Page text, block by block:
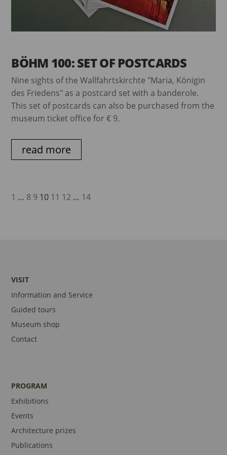
BÖHM 100: SET OF POSTCARDS
Nine sights of the Wallfahrtskirchte "Maria, Königin
des Friedens" as a postcard set with a banderole.
This set of postcards can also be purchased from the
museum ticket office for € 9.
read more
1 … 8 9 10 11 12 … 14
VISIT
Information and Service
Guided tours
Museum shop
Contact
PROGRAM
Exhibitions
Events
Architecture prizes
Publications